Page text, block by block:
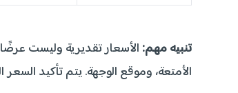
تنبيه مهم: الأسعار تقديرية وليست
الأمتعة، وموقع الوجهة. يتم تأكيد